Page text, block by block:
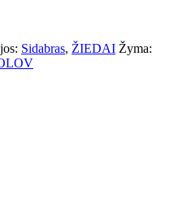
Sidabras, ŽIEDAI Žyma: